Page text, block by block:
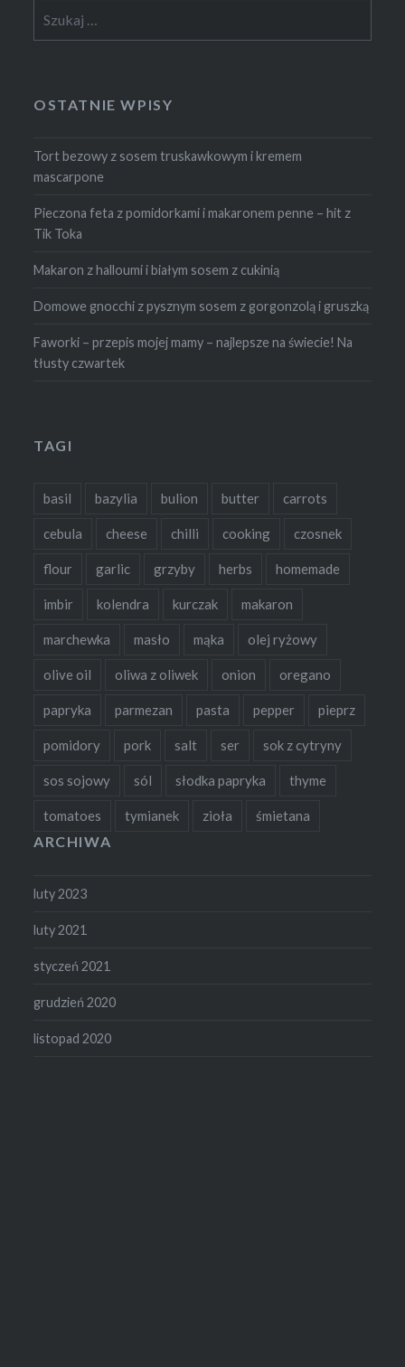
OSTATNIE WPISY
Tort bezowy z sosem truskawkowym i kremem
mascarpone
Pieczona feta z pomidorkami i makaronem penne – hit z
Tik Toka
Makaron z halloumi i białym sosem z cukinią
Domowe gnocchi z pysznym sosem z gorgonzolą i gruszką
Faworki – przepis mojej mamy – najlepsze na świecie! Na
tłusty czwartek
TAGI
basil bazylia bulion butter carrots
cebula cheese chilli cooking czosnek
flour garlic grzyby herbs homemade
imbir kolendra kurczak makaron
marchewka masło mąka olej ryżowy
olive oil oliwa z oliwek onion oregano
papryka parmezan pasta pepper pieprz
pomidory pork salt ser sok z cytryny
sos sojowy sól słodka papryka thyme
tomatoes tymianek zioła śmietana
ARCHIWA
luty 2023
luty 2021
styczeń 2021
grudzień 2020
listopad 2020